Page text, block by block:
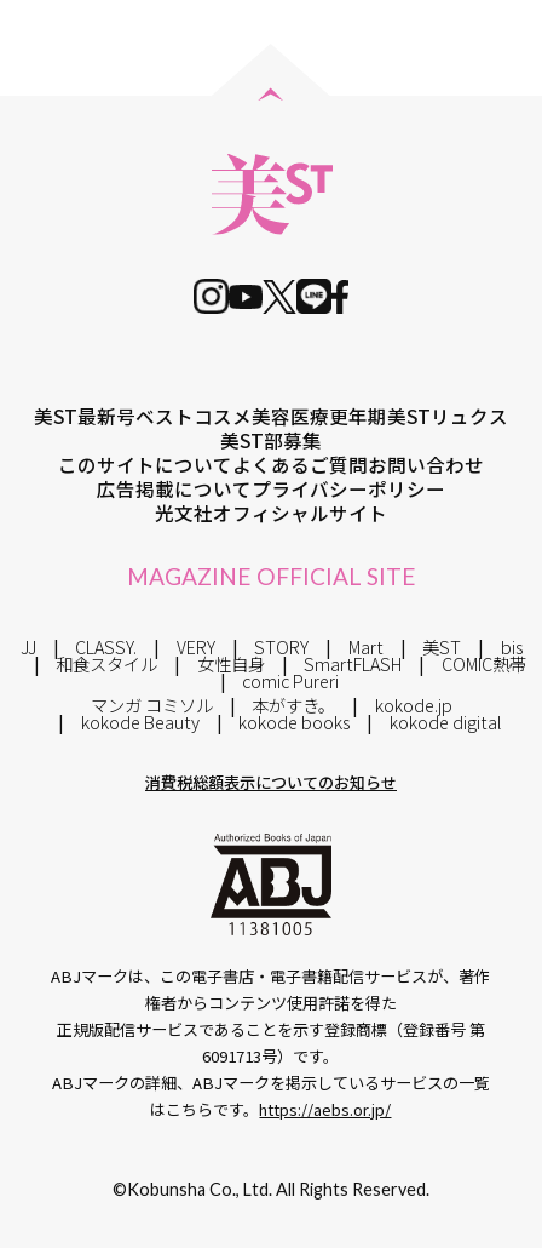
美ST最新号ベストコスメ美容医療更年期美STリュクス
美ST部募集
このサイトについてよくあるご質問お問い合わせ
広告掲載についてプライバシーポリシー
光文社オフィシャルサイト
MAGAZINE OFFICIAL SITE
JJ CLASSY. VERY STORY Mart 美ST bis
和食スタイル 女性自身 SmartFLASH COMIC熱帯
comic Pureri
マンガ コミソル
本がすき。 kokode.jp
kokode Beauty kokode books kokode digital
消費税総額表示についてのお知らせ
ABJマークは、この電子書店・電子書籍配信サービスが、著作
権者からコンテンツ使用許諾を得た
正規版配信サービスであることを示す登録商標（登録番号 第
6091713号）です。
ABJマークの詳細、ABJマークを掲示しているサービスの一覧
はこちらです。https://aebs.or.jp/
©Kobunsha Co., Ltd. All Rights Reserved.